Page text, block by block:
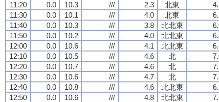
11:20
0.0 10.3 /// 2.3 北東
11:30
0.0 10.1 /// 4.0 北東
11:40
0.0 10.3 /// 3.8 北北東
11:50
0.0 10.2 /// 4.0 北北東
12:00
0.0 10.6 /// 4.1 北北東
12:10
0.0 10.5 /// 4.6 北
12:20
0.0 10.7 /// 4.6 北
12:30
0.0 10.6 /// 4.7 北
12:40
0.0 10.8 /// 4.6 北北東
12:50
0.0 10.6 /// 4.8 北北東